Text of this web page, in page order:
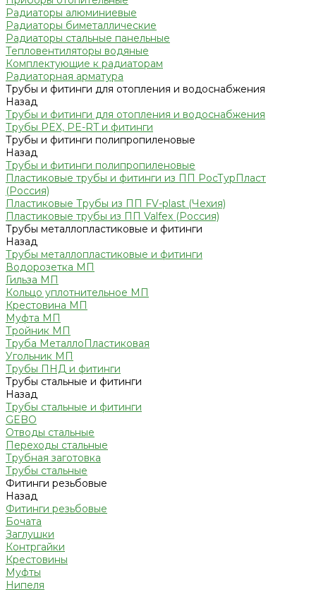
Радиаторы алюминиевые
Радиаторы биметаллические
Радиаторы стальные панельные
Тепловентиляторы водяные
Комплектующие к радиаторам
Радиаторная арматура
Трубы и фитинги для отопления и водоснабжения
Назад
Трубы и фитинги для отопления и водоснабжения
Трубы PEX, PE-RT и фитинги
Трубы и фитинги полипропиленовые
Назад
Трубы и фитинги полипропиленовые
Пластиковые трубы и фитинги из ПП РосТурПласт
(Россия)
Пластиковые Трубы из ПП FV-plast (Чехия)
Пластиковые трубы из ПП Valfex (Россия)
Трубы металлопластиковые и фитинги
Назад
Трубы металлопластиковые и фитинги
Водорозетка МП
Гильза МП
Кольцо уплотнительное МП
Крестовина МП
Муфта МП
Тройник МП
Труба МеталлоПластиковая
Угольник МП
Трубы ПНД и фитинги
Трубы стальные и фитинги
Назад
Трубы стальные и фитинги
GEBO
Отводы стальные
Переходы стальные
Трубная заготовка
Трубы стальные
Фитинги резьбовые
Назад
Фитинги резьбовые
Бочата
Заглушки
Контргайки
Крестовины
Муфты
Нипеля